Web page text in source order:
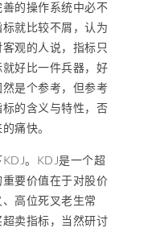
的操作系统中必不
就比较不屑，认为
观的人说，指标只
好比一件兵器，好
是个参考，但参考
的含义与特性，否
痛快。
。KDJ是一个超
要价值在于对股价
高位死叉老生常
卖指标，当然研讨